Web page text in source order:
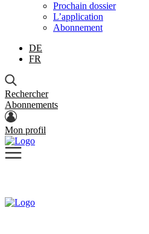
Prochain dossier
L’application
Abonnement
DE
FR
Rechercher
Abonnements
Mon profil